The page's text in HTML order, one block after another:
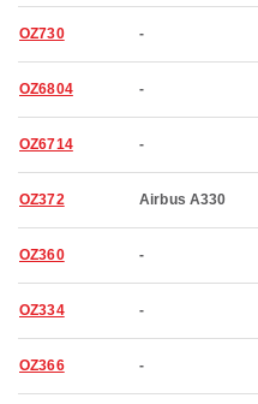
OZ730 -
OZ6804 -
OZ6714 -
OZ372 Airbus A330
OZ360 -
OZ334 -
OZ366 -